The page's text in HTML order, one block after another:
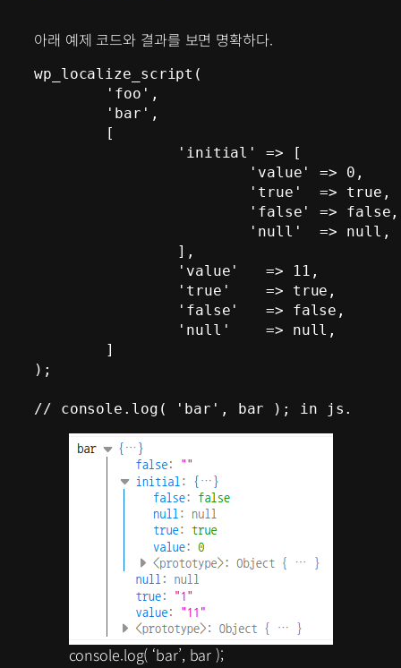
아래 예제 코드와 결과를 보면 명확하다.
wp_localize_script(
);
// console.log( 'bar', bar ); in js.
console.log( ‘bar’, bar );